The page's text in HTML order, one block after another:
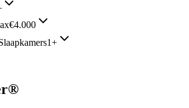
€4.000
1+
®